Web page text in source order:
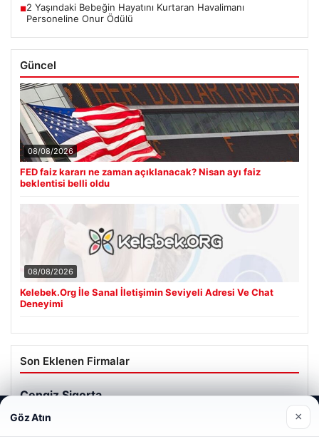
■2 Yaşındaki Bebeğin Hayatını Kurtaran Havalimanı
Personeline Onur Ödülü
Güncel
08/08/2026
FED faiz kararı ne zaman açıklanacak? Nisan ayı faiz
beklentisi belli oldu
08/08/2026
Kelebek.Org İle Sanal İletişimin Seviyeli Adresi Ve Chat
Deneyimi
Son Eklenen Firmalar
Web sitemizi nasıl kullandığınızı daha iyi anlayabilmek,
deneyiminizi kişiselleştirmek ve geliştirmek amacıyla çerezler
Göz Atın ×